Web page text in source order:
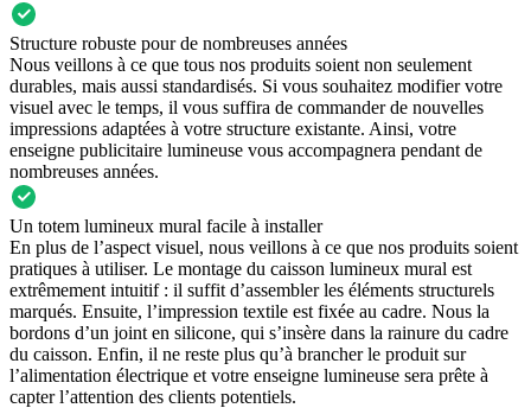
Structure robuste pour de nombreuses années
Nous veillons à ce que tous nos produits soient non seulement
durables, mais aussi standardisés. Si vous souhaitez modifier votre
visuel avec le temps, il vous suffira de commander de nouvelles
impressions adaptées à votre structure existante. Ainsi, votre
enseigne publicitaire lumineuse vous accompagnera pendant de
nombreuses années.
Un totem lumineux mural facile à installer
En plus de l’aspect visuel, nous veillons à ce que nos produits soient
pratiques à utiliser. Le montage du caisson lumineux mural est
extrêmement intuitif : il suffit d’assembler les éléments structurels
marqués. Ensuite, l’impression textile est fixée au cadre. Nous la
bordons d’un joint en silicone, qui s’insère dans la rainure du cadre
du caisson. Enfin, il ne reste plus qu’à brancher le produit sur
l’alimentation électrique et votre enseigne lumineuse sera prête à
capter l’attention des clients potentiels.